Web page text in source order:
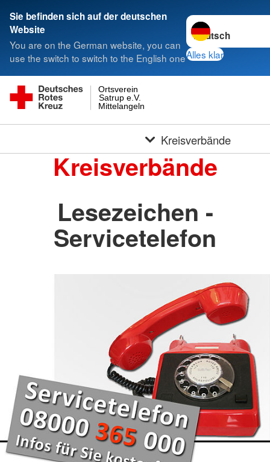
Sie befinden sich auf der deutschen
Website
You are on the German website, you can
use the switch to switch to the English one
Sprache wechseln
Alles klar
Mittelangeln
Satrup e.V.
Ortsverein
Kreisverbände
Kreisverbände
Lesezeichen -
Servicetelefon